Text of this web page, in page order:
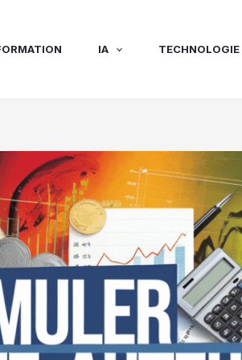
IA TECHNOLOGIE